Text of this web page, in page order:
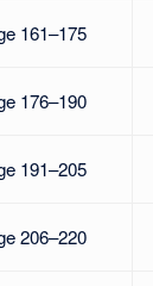
161–175
176–190
191–205
206–220